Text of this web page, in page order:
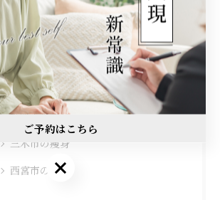
全てのカテゴリー
加古川市の痩身
神戸市の痩身
姫路市の痩身
三木市の痩身
西宮市の痩身
ご予約はこちら